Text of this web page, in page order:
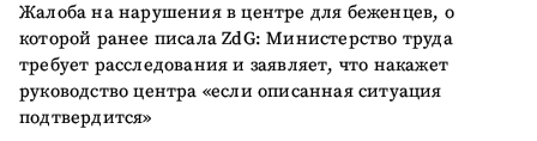
Жалоба на нарушения в центре для беженцев, о
которой ранее писала ZdG: Министерство труда
требует расследования и заявляет, что накажет
руководство центра «если описанная ситуация
подтвердится»